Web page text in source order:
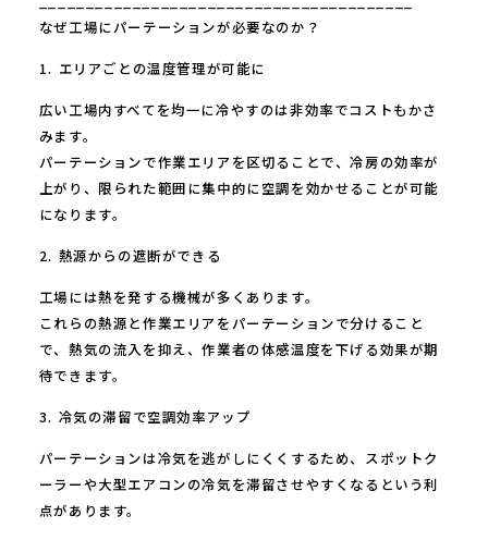
なぜ工場にパーテーションが必要なのか？
1. エリアごとの温度管理が可能に
広い工場内すべてを均一に冷やすのは非効率でコストもかさ
みます。
パーテーションで作業エリアを区切ることで、冷房の効率が
上がり、限られた範囲に集中的に空調を効かせることが可能
になります。
2. 熱源からの遮断ができる
工場には熱を発する機械が多くあります。
これらの熱源と作業エリアをパーテーションで分けること
で、熱気の流入を抑え、作業者の体感温度を下げる効果が期
待できます。
3. 冷気の滞留で空調効率アップ
パーテーションは冷気を逃がしにくくするため、スポットク
ーラーや大型エアコンの冷気を滞留させやすくなるという利
点があります。